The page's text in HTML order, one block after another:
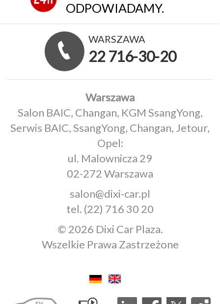
ODPOWIADAMY.
WARSZAWA
22 716-30-20
Warszawa
Salon BAIC, Changan, KGM SsangYong,
Serwis BAIC, SsangYong, Changan, Jetour,
Opel:
ul. Malownicza 29
02-272 Warszawa
salon@dixi-car.pl
tel. (22) 716 30 20
© 2026 Dixi Car Plaza.
Wszelkie Prawa Zastrzeżone